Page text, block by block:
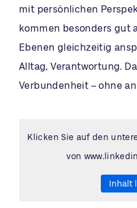
mit persönlichen
kommen besonders gut
Ebenen gleichzeitig
Alltag, Verantwortung.
Verbundenheit – ohne
Klicken Sie auf den
von
Inhalt